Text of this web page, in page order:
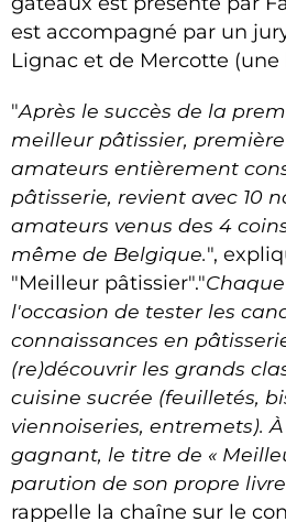
est accompagné par un
Lignac et de Mercotte (une
"Après le succès de la
meilleur pâtissier,
amateurs entièrement
pâtisserie, revient avec 10
amateurs venus des 4
même de Belgique.",
"Meilleur pâtissier"."
l'occasion de tester les
connaissances en
(re)découvrir les grands
cuisine sucrée (feuilletés,
viennoiseries, entremets).
gagnant, le titre de «
parution de son propre
rappelle la chaîne sur le